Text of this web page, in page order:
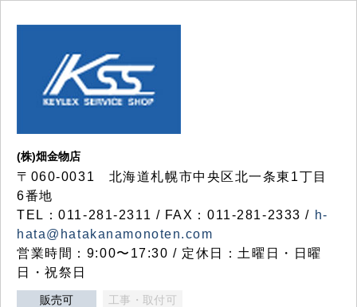
(株)畑金物店
〒060-0031 北海道札幌市中央区北一条東1丁目
6番地
TEL：011-281-2311 / FAX：011-281-2333 / h-
hata@hatakanamonoten.com
営業時間：9:00〜17:30 / 定休日：土曜日・日曜
日・祝祭日
販売可 工事・取付可